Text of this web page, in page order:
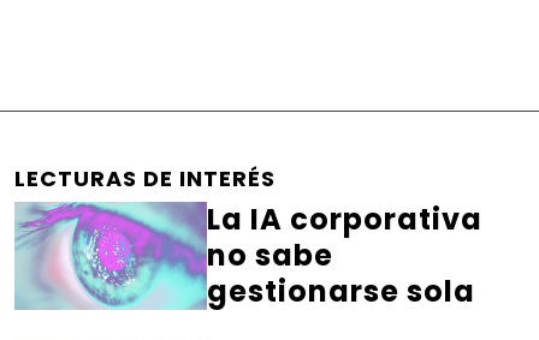
LECTURAS DE INTERÉS
La IA corporativa
no sabe
gestionarse sola